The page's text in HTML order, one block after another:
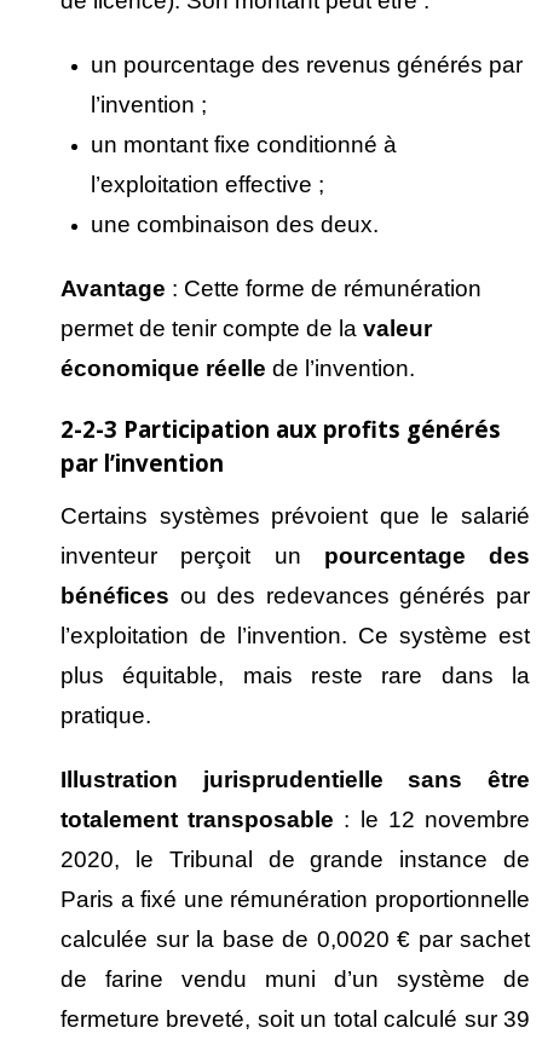
un pourcentage des revenus générés par
l’invention ;
un montant fixe conditionné à
l’exploitation effective ;
une combinaison des deux.
Avantage : Cette forme de rémunération
permet de tenir compte de la valeur
économique réelle de l’invention.
2-2-3 Participation aux profits générés
par l’invention
Certains systèmes prévoient que le salarié
inventeur perçoit un pourcentage des
bénéfices ou des redevances générés par
l’exploitation de l’invention. Ce système est
plus équitable, mais reste rare dans la
pratique.
Illustration jurisprudentielle sans être
totalement transposable : le 12 novembre
2020, le Tribunal de grande instance de
Paris a fixé une rémunération proportionnelle
calculée sur la base de 0,0020 € par sachet
de farine vendu muni d’un système de
fermeture breveté, soit un total calculé sur 39